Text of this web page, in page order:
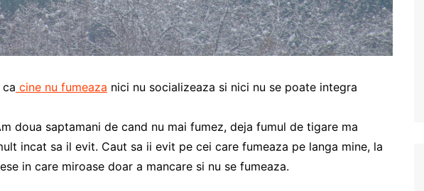
ca cine nu fumeaza nici nu socializeaza si nici nu se poate integra
doua saptamani de cand nu mai fumez, deja fumul de tigare ma
incat sa il evit. Caut sa ii evit pe cei care fumeaza pe langa mine, la
in care miroase doar a mancare si nu se fumeaza.